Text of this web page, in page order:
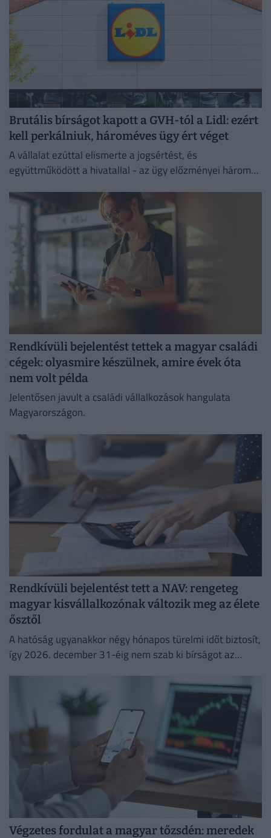
Brutális bírságot kapott a GVH-tól a Lidl: ezért
kell perkálniuk, hároméves ügy ért véget
A vállalat ezúttal elismerte a jogsértést, és
együttműködött a hivatallal - az ügy előzményei három
Rendkívüli bejelentést tettek a magyar családi
cégek: olyasmire készülnek, amire évek óta
nem volt példa
Jelentősen javult a családi vállalkozások hangulata
Magyarországon.
Rendkívüli bejelentést tett a NAV: rengeteg
magyar kisvállalkozónak változik meg az élete
ősztől
A hatóság ugyanakkor négy hónapos türelmi időt biztosít,
így 2026. december 31-éig nem szab ki bírságot az
Végzetes fordulat a magyar tőzsdén: meredek